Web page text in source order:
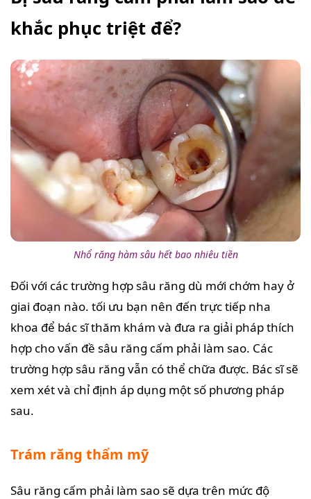
khắc phục triệt để?
Nhổ răng hàm sâu hết bao nhiêu tiền
Đối với các trường hợp sâu răng dù mới chớm hay ở
giai đoạn nào. tối ưu bạn nên đến trực tiếp nha
khoa để bác sĩ thăm khám và đưa ra giải pháp thích
hợp cho vấn đề sâu răng cấm phải làm sao. Các
trường hợp sâu răng vẫn có thể chữa được. Bác sĩ sẽ
xem xét và chỉ định áp dụng một số phương pháp
sau.
Trám răng thẩm mỹ
Sâu răng cấm phải làm sao sẽ dựa trên mức độ